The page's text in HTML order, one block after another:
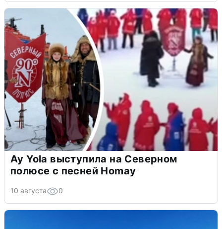
Ay Yola выступила на Северном
полюсе с песней Homay
10 августа 0